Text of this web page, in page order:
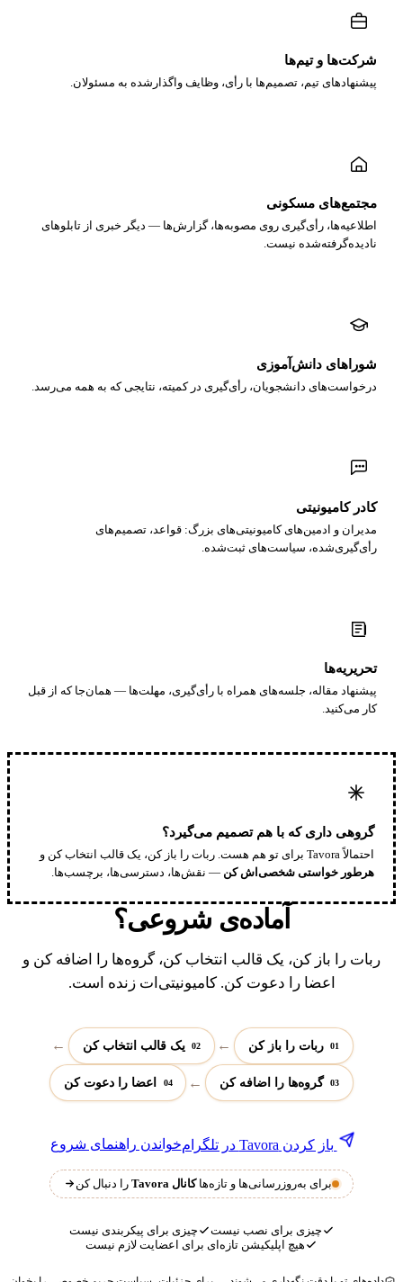
شرکت‌ها و تیم‌ها
پیشنهادهای تیم، تصمیم‌ها با رأی، وظایف واگذارشده به مسئولان.
مجتمع‌های مسکونی
اطلاعیه‌ها، رأی‌گیری روی مصوبه‌ها، گزارش‌ها — دیگر خبری از تابلوهای
نادیده‌گرفته‌شده نیست.
شوراهای دانش‌آموزی
درخواست‌های دانشجویان، رأی‌گیری در کمیته، نتایجی که به همه می‌رسد.
کادر کامیونیتی
مدیران و ادمین‌های کامیونیتی‌های بزرگ: قواعد، تصمیم‌های
رأی‌گیری‌شده، سیاست‌های ثبت‌شده.
تحریریه‌ها
پیشنهاد مقاله، جلسه‌های همراه با رأی‌گیری، مهلت‌ها — همان‌جا که از قبل
کار می‌کنید.
گروهی داری که با هم تصمیم می‌گیرد؟
احتمالاً Tavora برای تو هم هست. ربات را باز کن، یک قالب انتخاب کن و
هرطور خواستی شخصی‌اش کن— نقش‌ها، دسترسی‌ها، برچسب‌ها.
آماده‌ی شروعی؟
ربات را باز کن، یک قالب انتخاب کن، گروه‌ها را اضافه کن و
اعضا را دعوت کن. کامیونیتی‌ات زنده است.
ربات را باز کن →
02 یک قالب انتخاب کن →
03 گروه‌ها را اضافه کن →
04 اعضا را دعوت کن
باز کردن Tavora در تلگرام خواندن راهنمای شروع
برای به‌روزرسانی‌ها و تازه‌هاکانال Tavora را دنبال کن
چیزی برای نصب نیست
چیزی برای پیکربندی نیست
هیچ اپلیکیشن تازه‌ای برای اعضایت لازم نیست